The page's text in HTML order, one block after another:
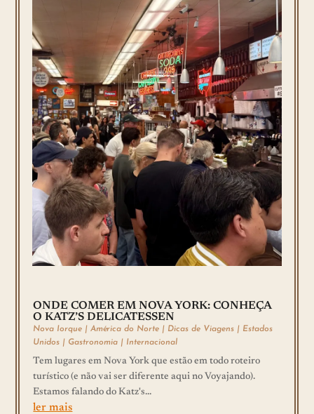
ONDE COMER EM NOVA YORK: CONHEÇA
O KATZ’S DELICATESSEN
Nova Iorque |América do Norte | Dicas de Viagens | Estados
Unidos | Gastronomia | Internacional
Tem lugares em Nova York que estão em todo roteiro
turístico (e não vai ser diferente aqui no Voyajando).
Estamos falando do Katz's...
ler mais